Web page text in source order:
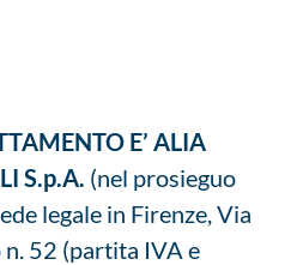
E’ ALIA
S.p.A. (nel prosieguo
legale in Firenze, Via
52 (partita IVA e